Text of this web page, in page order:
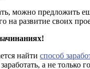
можно предложить
на развитие своих
найтиспособ
а не только